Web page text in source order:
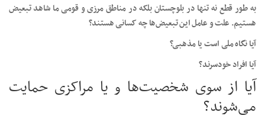
به طور قطع نه تنها در بلوچستان بلکه در مناطق مرزی و قومی ما شاهد تبعیض
هستیم. علت و عامل این تبعیض‌ها چه کسانی هستند؟
آیا نگاه ملی است یا مذهبی؟
آیا افراد خودسرند؟
آیا از سوی شخصیت‌ها و یا مراکزی حمایت
می‌شوند؟